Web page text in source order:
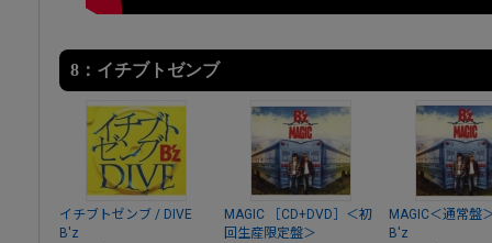
8：イチブトゼンブ
イチブトゼンブ / DIVE
B'z
MAGIC ［CD+DVD］＜初
回生産限定盤＞
MAGIC＜通常盤
B'z